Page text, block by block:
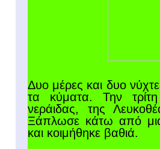
Δυο μέρες και δυο
τα κύματα. Την
νεράιδας, της
Ξάπλωσε κάτω από
και κοιμήθηκε βαθιά.